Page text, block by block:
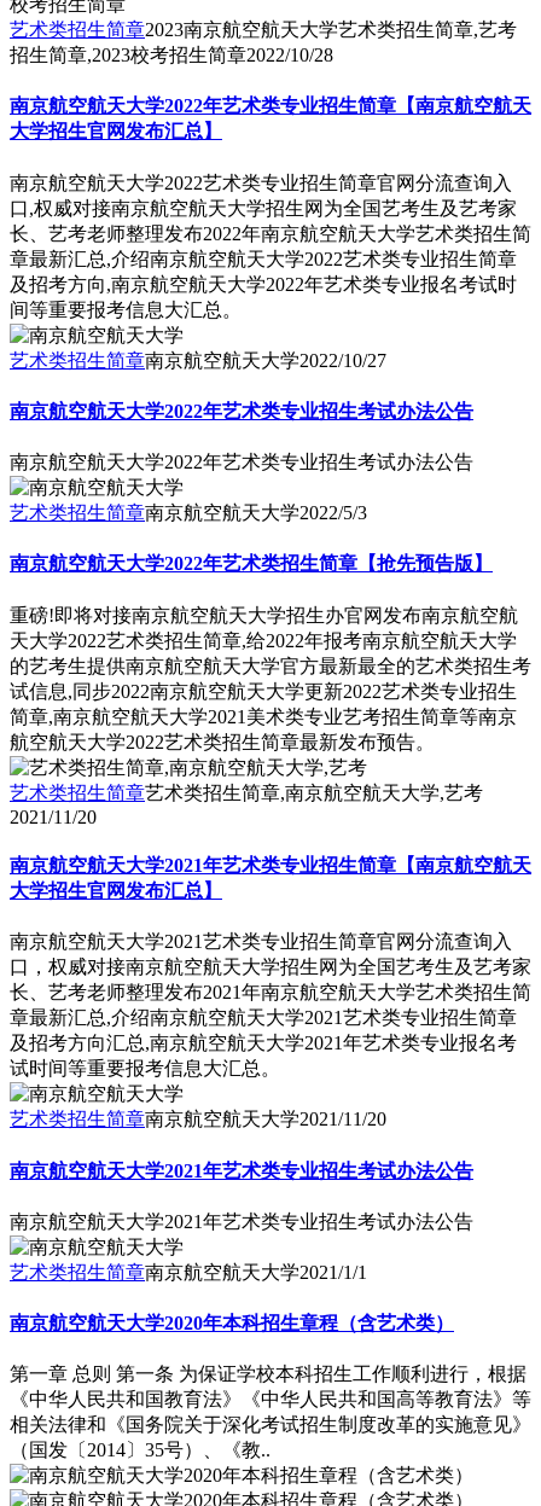
艺术类招生简章2023南京航空航天大学艺术类招生简章,艺考
招生简章,2023校考招生简章2022/10/28
南京航空航天大学2022年艺术类专业招生简章【南京航空航天
大学招生官网发布汇总】
南京航空航天大学2022艺术类专业招生简章官网分流查询入
口,权威对接南京航空航天大学招生网为全国艺考生及艺考家
长、艺考老师整理发布2022年南京航空航天大学艺术类招生简
章最新汇总,介绍南京航空航天大学2022艺术类专业招生简章
及招考方向,南京航空航天大学2022年艺术类专业报名考试时
间等重要报考信息大汇总。
艺术类招生简章南京航空航天大学2022/10/27
南京航空航天大学2022年艺术类专业招生考试办法公告
南京航空航天大学2022年艺术类专业招生考试办法公告
艺术类招生简章南京航空航天大学2022/5/3
南京航空航天大学2022年艺术类招生简章【抢先预告版】
重磅!即将对接南京航空航天大学招生办官网发布南京航空航
天大学2022艺术类招生简章,给2022年报考南京航空航天大学
的艺考生提供南京航空航天大学官方最新最全的艺术类招生考
试信息,同步2022南京航空航天大学更新2022艺术类专业招生
简章,南京航空航天大学2021美术类专业艺考招生简章等南京
航空航天大学2022艺术类招生简章最新发布预告。
艺术类招生简章艺术类招生简章,南京航空航天大学,艺考
2021/11/20
南京航空航天大学2021年艺术类专业招生简章【南京航空航天
大学招生官网发布汇总】
南京航空航天大学2021艺术类专业招生简章官网分流查询入
口，权威对接南京航空航天大学招生网为全国艺考生及艺考家
长、艺考老师整理发布2021年南京航空航天大学艺术类招生简
章最新汇总,介绍南京航空航天大学2021艺术类专业招生简章
及招考方向汇总,南京航空航天大学2021年艺术类专业报名考
试时间等重要报考信息大汇总。
艺术类招生简章南京航空航天大学2021/11/20
南京航空航天大学2021年艺术类专业招生考试办法公告
南京航空航天大学2021年艺术类专业招生考试办法公告
艺术类招生简章南京航空航天大学2021/1/1
南京航空航天大学2020年本科招生章程（含艺术类）
第一章 总则 第一条 为保证学校本科招生工作顺利进行，根据
《中华人民共和国教育法》《中华人民共和国高等教育法》等
相关法律和《国务院关于深化考试招生制度改革的实施意见》
（国发〔2014〕35号）、《教..